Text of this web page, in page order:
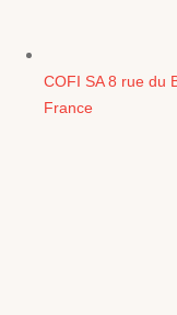
COFI SA 8 rue du
France